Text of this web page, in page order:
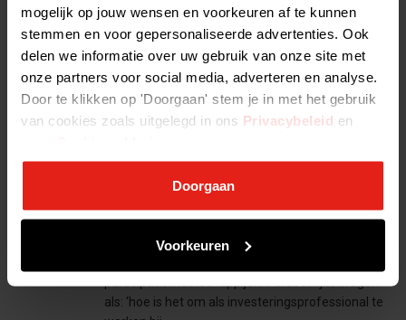
mogelijk op jouw wensen en voorkeuren af te kunnen
stemmen en voor gepersonaliseerde advertenties. Ook
delen we informatie over uw gebruik van onze site met
onze partners voor social media, adverteren en analyse.
Door te klikken op 'Doorgaan' stem je in met het gebruik
van cookies zoals uitgelegd in ons Privacybeleid en
Doorgaan
Voorkeuren
vragen we alle NVP-leden voorbeelden aan te
hun eigen portefeuille, die helpen…
Lees het volledige bericht >
Robbert van Kampen
2020-08-13 16:30:35
‘investeerders in beeld’
laten we de lezer
als: ‘hoe is het om als investeringsprofessional te